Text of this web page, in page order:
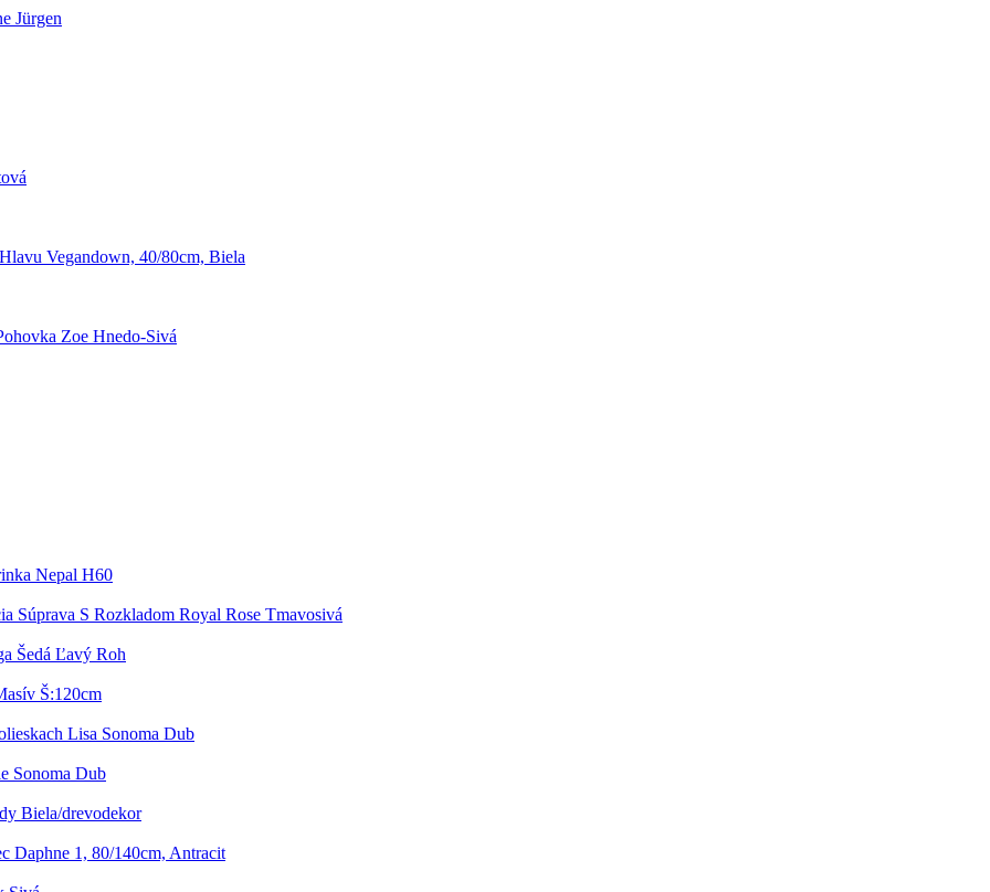
Jürgen
Vegandown, 40/80cm, Biela
Zoe Hnedo-Sivá
Nepal H60
Súprava S Rozkladom Royal Rose Tmavosivá
Šedá Ľavý Roh
Š:120cm
Lisa Sonoma Dub
Sonoma Dub
Biela/drevodekor
Daphne 1, 80/140cm, Antracit